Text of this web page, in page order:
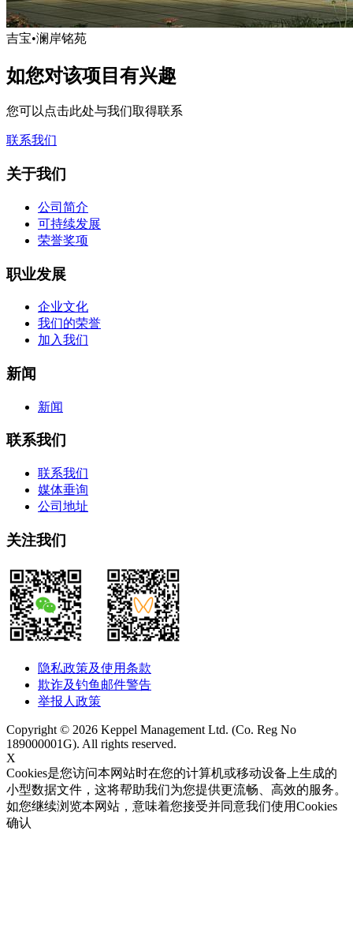
吉宝•澜岸铭苑
如您对该项目有兴趣
您可以点击此处与我们取得联系
联系我们
关于我们
公司简介
可持续发展
荣誉奖项
职业发展
企业文化
我们的荣誉
加入我们
新闻
新闻
联系我们
联系我们
媒体垂询
公司地址
关注我们
隐私政策及使用条款
欺诈及钓鱼邮件警告
举报人政策
Copyright © 2026 Keppel Management Ltd. (Co. Reg No
189000001G). All rights reserved.
X
Cookies是您访问本网站时在您的计算机或移动设备上生成的
小型数据文件，这将帮助我们为您提供更流畅、高效的服务。
如您继续浏览本网站，意味着您接受并同意我们使用Cookies
确认